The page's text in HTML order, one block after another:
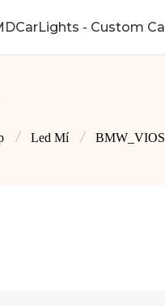
Led Mí BMW_VIOS